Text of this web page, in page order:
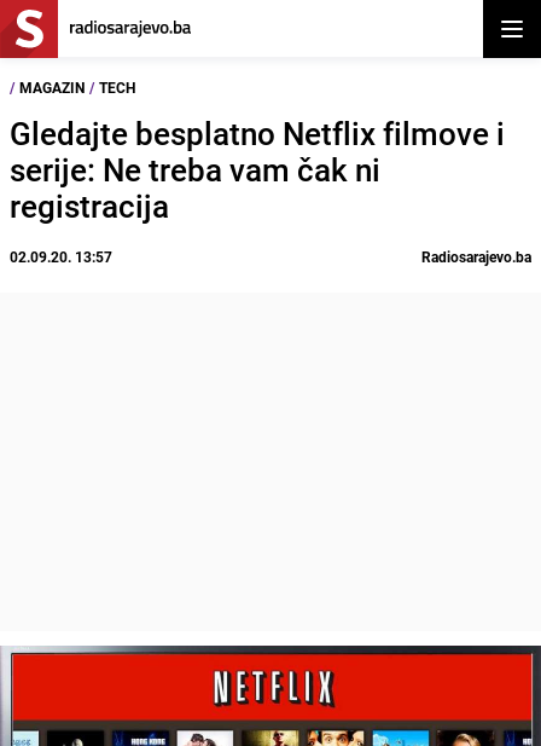
/ MAGAZIN / TECH
Gledajte besplatno Netflix filmove i
serije: Ne treba vam čak ni
registracija
02.09.20. 13:57 Radiosarajevo.ba